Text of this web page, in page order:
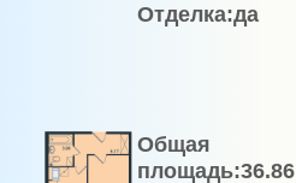
Отделка:да
Общая
площадь:36.86